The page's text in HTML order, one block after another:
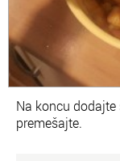
Na koncu
premešajte.